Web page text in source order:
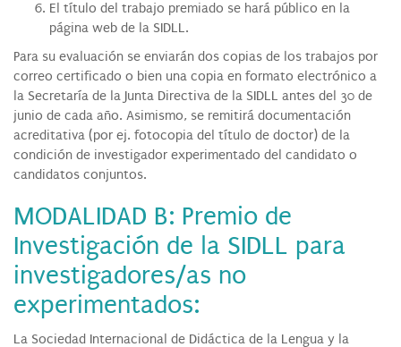
El título del trabajo premiado se hará público en la
página web de la SIDLL.
Para su evaluación se enviarán dos copias de los trabajos por
correo certificado o bien una copia en formato electrónico a
la Secretaría de la Junta Directiva de la SIDLL antes del 30 de
junio de cada año. Asimismo, se remitirá documentación
acreditativa (por ej. fotocopia del título de doctor) de la
condición de investigador experimentado del candidato o
candidatos conjuntos.
MODALIDAD B: Premio de
Investigación de la SIDLL para
investigadores/as no
experimentados:
La Sociedad Internacional de Didáctica de la Lengua y la